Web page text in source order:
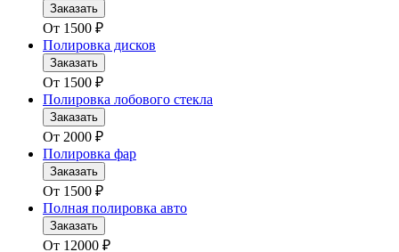
Заказать
От 1500 ₽
Полировка дисков
Заказать
От 1500 ₽
Полировка лобового стекла
Заказать
От 2000 ₽
Полировка фар
Заказать
От 1500 ₽
Полная полировка авто
Заказать
От 12000 ₽